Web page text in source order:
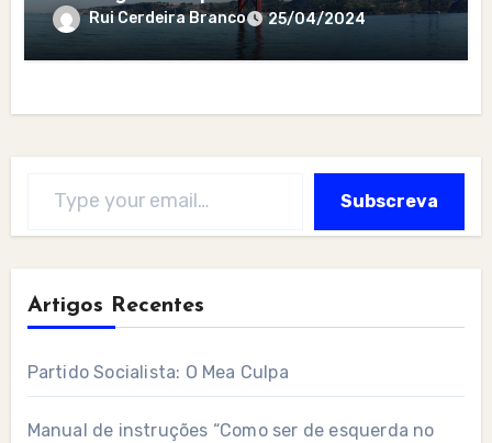
Rui Cerdeira Branco 25/04/2024
Subscreva
Artigos Recentes
Partido Socialista: O Mea Culpa
Manual de instruções “Como ser de esquerda no